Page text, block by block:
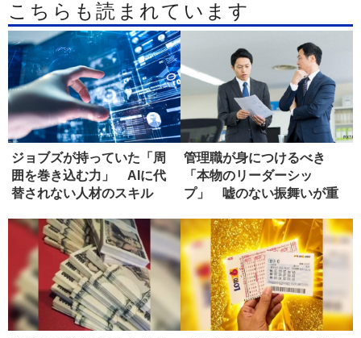
こちらも読まれています
ジョブズが持っていた「周
囲を巻き込む力」 AIに代
替されない人材のスキル
管理職が身につけるべき
「本物のリーダーシッ
プ」 嘘のない振舞いが重